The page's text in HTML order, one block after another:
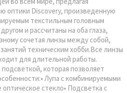
оптики Discovery, произведенную
текстильным головным
и рассчитаны на оба глаза,
сочетая линзы между собой,
техническим хобби.Все линзы
для длительной работы.
которая позволяет
Лупа с комбинируемыми
стекло• Подсветка с